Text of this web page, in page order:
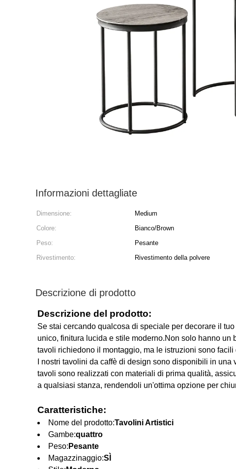
Informazioni dettagliate
Dimensione: Medium
Colore:
Bianco/Brown
Peso:
Pesante
Rivestimento:
Rivestimento della polvere
Descrizione di prodotto
Descrizione del prodotto:
Se stai cercando qualcosa di speciale per decorare il
unico, finitura lucida e stile moderno.Non solo hanno
tavoli richiedono il montaggio, ma le istruzioni sono
I nostri tavolini da caffè di design sono disponibili in
tavoli sono realizzati con materiali di prima qualità,
a qualsiasi stanza, rendendoli un'ottima opzione per
Caratteristiche:
Nome del prodotto:Tavolini Artistici
Gambe:quattro
Peso: Pesante
Magazzinaggio:SÌ